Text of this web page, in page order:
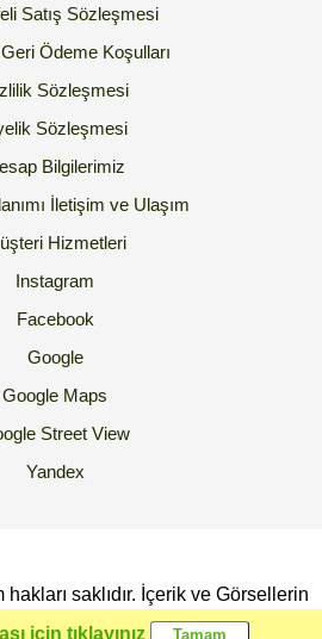
Satış Sözleşmesi
Ödeme Koşulları
Sözleşmesi
Sözleşmesi
Bilgilerimiz
İletişim ve Ulaşım
Hizmetleri
Instagram
Facebook
Google
Google Maps
Street View
Yandex
için tıklayınız
saklıdır. İçerik ve Görsellerin
yada Kullanılması Yasaktır.